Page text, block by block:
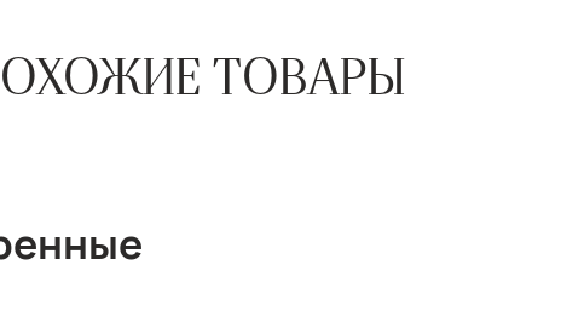
ТОВАРЫ